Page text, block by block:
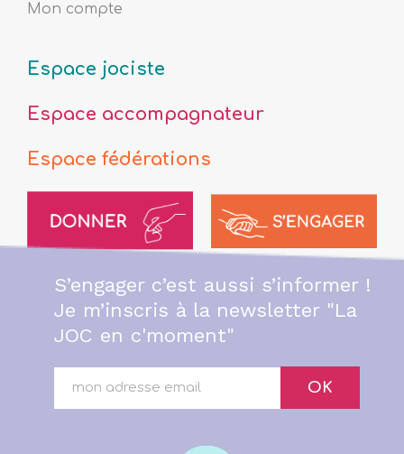
Mon compte
Espace jociste
Espace accompagnateur
Espace fédérations
S’engager c’est aussi s’informer !
Je m’inscris à la newsletter "La
JOC en c'moment"
OK